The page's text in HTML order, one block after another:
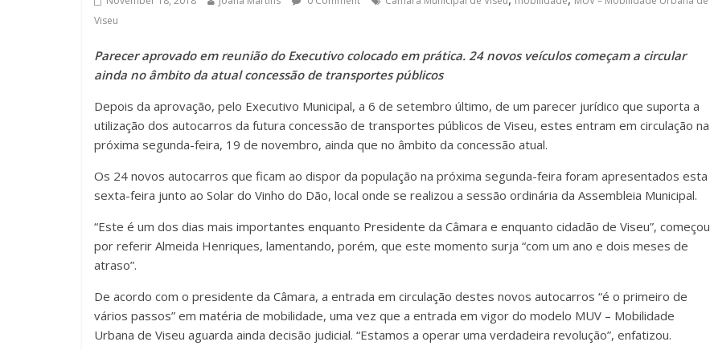
Viseu
Parecer aprovado em reunião do Executivo colocado em prática. 24 novos veículos começam a circular
ainda no âmbito da atual concessão de transportes públicos
Depois da aprovação, pelo Executivo Municipal, a 6 de setembro último, de um parecer jurídico que suporta a
utilização dos autocarros da futura concessão de transportes públicos de Viseu, estes entram em circulação na
próxima segunda-feira, 19 de novembro, ainda que no âmbito da concessão atual.
Os 24 novos autocarros que ficam ao dispor da população na próxima segunda-feira foram apresentados esta
sexta-feira junto ao Solar do Vinho do Dão, local onde se realizou a sessão ordinária da Assembleia Municipal.
“Este é um dos dias mais importantes enquanto Presidente da Câmara e enquanto cidadão de Viseu”, começou
por referir Almeida Henriques, lamentando, porém, que este momento surja “com um ano e dois meses de
atraso”.
De acordo com o presidente da Câmara, a entrada em circulação destes novos autocarros “é o primeiro de
vários passos” em matéria de mobilidade, uma vez que a entrada em vigor do modelo MUV – Mobilidade
Urbana de Viseu aguarda ainda decisão judicial. “Estamos a operar uma verdadeira revolução”, enfatizou.